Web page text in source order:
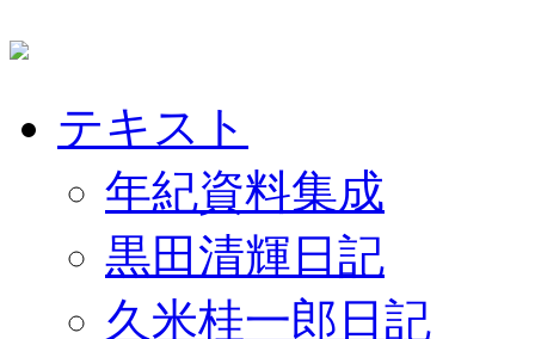
テキスト
年紀資料集成
黒田清輝日記
久米桂一郎日記